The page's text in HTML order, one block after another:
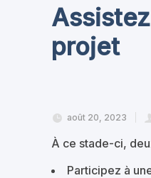
projet
août 20, 2023
À ce stade-ci,
Participez à